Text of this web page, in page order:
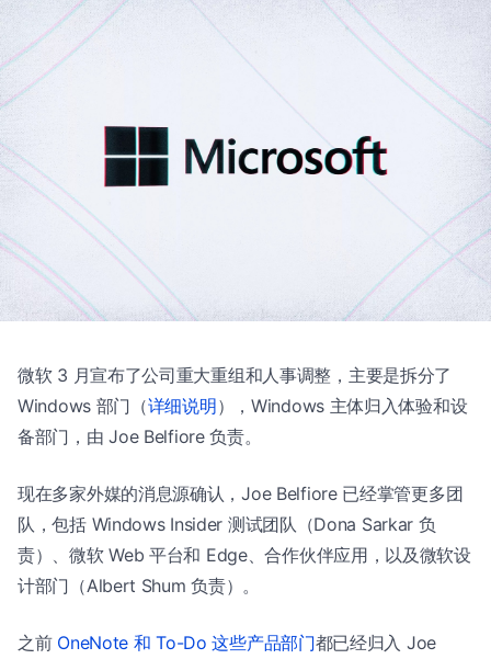
微软 3 月宣布了公司重大重组和人事调整，主要是拆分了
Windows 部门（详细说明），Windows 主体归入体验和设
备部门，由 Joe Belfiore 负责。
现在多家外媒的消息源确认，Joe Belfiore 已经掌管更多团
队，包括 Windows Insider 测试团队（Dona Sarkar 负
责）、微软 Web 平台和 Edge、合作伙伴应用，以及微软设
计部门（Albert Shum 负责）。
之前 OneNote 和 To-Do 这些产品部门都已经归入 Joe